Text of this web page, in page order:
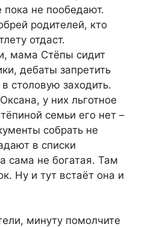
пока не пообедают.
родителей, кто
отдаст.
мама Стёпы сидит
дебаты запретить
столовую заходить.
у них льготное
семьи его нет –
собрать не
в списки
сама не богатая. Там
Ну и тут встаёт она и
минуту помолчите